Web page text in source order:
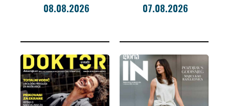
08.08.2026 07.08.2026